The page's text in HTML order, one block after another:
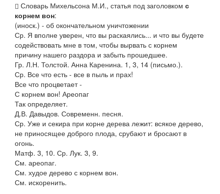
Словарь Михельсона М.И., статья под заголовком с
корнем вон:
(иноск.) - об окончательном уничтожении
Ср. Я вполне уверен, что вы раскаялись... и что вы будете
содействовать мне в том, чтобы вырвать с корнем
причину нашего раздора и забыть прошедшее.
Гр. Л.Н. Толстой. Анна Каренина. 1, 3, 14 (письмо.).
Ср. Все что есть - все в пыль и прах!
Все что процветает -
С корнем вон! Ареопаг
Так определяет.
Д.В. Давыдов. Современн. песня.
Ср. Уже и секира при корне дерева лежит: всякое дерево,
не приносящее доброго плода, срубают и бросают в
огонь.
Матф. 3, 10. Ср. Лук. 3, 9.
См. ареопаг.
См. худое дерево с корнем вон.
См. искоренить.